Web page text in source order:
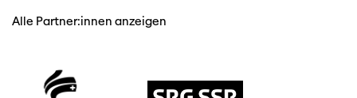
Alle Partner:innen anzeigen